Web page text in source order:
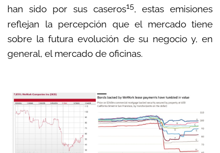
han sido por sus caseros15, estas emisiones
reflejan la percepción que el mercado tiene
sobre la futura evolución de su negocio y, en
general, el mercado de oficinas.